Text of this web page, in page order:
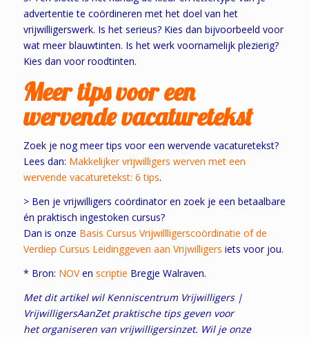
advertentie te coördineren met het doel van het
vrijwilligerswerk. Is het serieus? Kies dan bijvoorbeeld voor
wat meer blauwtinten. Is het werk voornamelijk plezierig?
Kies dan voor roodtinten.
Meer tips voor een
wervende vacaturetekst
Zoek je nog meer tips voor een wervende vacaturetekst?
Lees dan: Makkelijker vrijwilligers werven met een
wervende vacaturetekst: 6 tips.
> Ben je vrijwilligers coördinator en zoek je een betaalbare
én praktisch ingestoken cursus?
Dan is onze Basis Cursus Vrijwillligerscoördinatie of de
Verdiep Cursus Leidinggeven aan Vrijwilligers iets voor jou.
* Bron: NOVen scriptie Bregje Walraven.
Met dit artikel wil Kenniscentrum Vrijwilligers |
VrijwilligersAanZet praktische tips geven voor
het organiseren van vrijwilligersinzet. Wil je onze